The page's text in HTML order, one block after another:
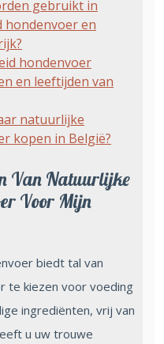
gebruikt in
hondenvoer en
hondenvoer
en leeftijden van
natuurlijke
kopen in België?
Van Natuurlijke
Voor Mijn
biedt tal van
te kiezen voor voeding
ingrediënten, vrij van
u uw trouwe